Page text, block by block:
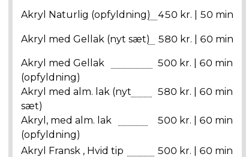
Akryl Naturlig (opfyldning) 450 kr. | 50 min
Akryl med Gellak (nyt sæt) 580 kr. | 60 min
Akryl med Gellak
(opfyldning)
500 kr. | 60 min
Akryl med alm. lak (nyt
sæt)
580 kr. | 60 min
Akryl, med alm. lak
(opfyldning)
500 kr. | 60 min
Akryl Fransk , Hvid tip
500 kr. | 60 min